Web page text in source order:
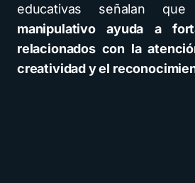
educativas señalan
manipulativo ayuda a
relacionados con la
creatividad y el